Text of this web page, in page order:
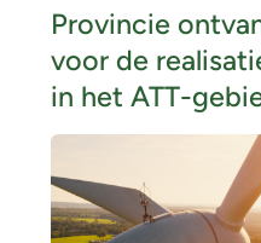
Provincie
voor de
in het ATT-